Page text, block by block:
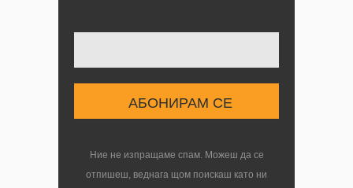
Ние не изпращаме спам. Можеш да се
отпишеш, веднага щом поискаш като ни